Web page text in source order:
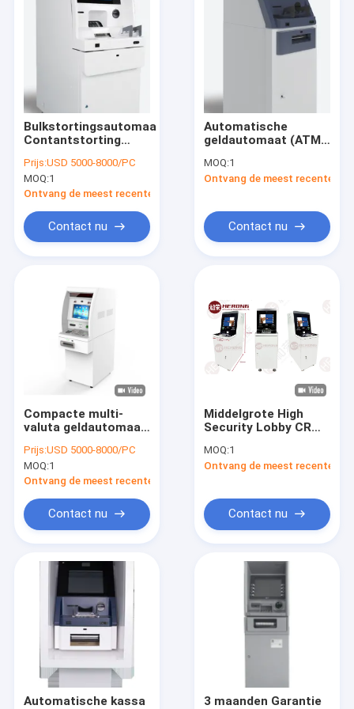
Producten
Over ons
Nieuws
Vraag een offerte
Automaatkiosk
Self - servicekiosk
ATM-contant geldmachine
Bulkstortingsautomaat
Contantstorting
(T68L) Lobby
Prijs:USD 5000-8000/PC
MOQ:1
Ontvang de meest recente Prijs
Contact nu
Automatische
geldautomaat (ATM)
Kassautomaat Lobby
Gebruikersvriendelijk
MOQ:1
Ontvang de meest recente
Contact nu
Compacte multi-
valuta geldautomaat
Prijs:USD 5000-8000/PC
MOQ:1
Ontvang de meest recente Prijs
Contact nu
Middelgrote High
Security Lobby CRM
Geldautomaat
System Cash
MOQ:1
Ontvang de meest recente
Contact nu
Automatische kassa
3 maanden Garantie